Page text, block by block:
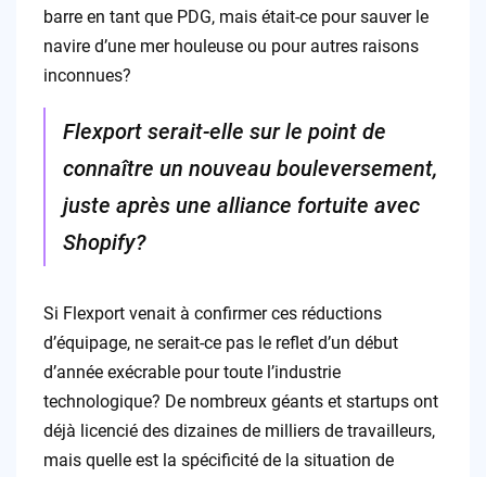
barre en tant que PDG, mais était-ce pour sauver le
navire d’une mer houleuse ou pour autres raisons
inconnues?
Flexport serait-elle sur le point de
connaître un nouveau bouleversement,
juste après une alliance fortuite avec
Shopify?
Si Flexport venait à confirmer ces réductions
d’équipage, ne serait-ce pas le reflet d’un début
d’année exécrable pour toute l’industrie
technologique? De nombreux géants et startups ont
déjà licencié des dizaines de milliers de travailleurs,
mais quelle est la spécificité de la situation de